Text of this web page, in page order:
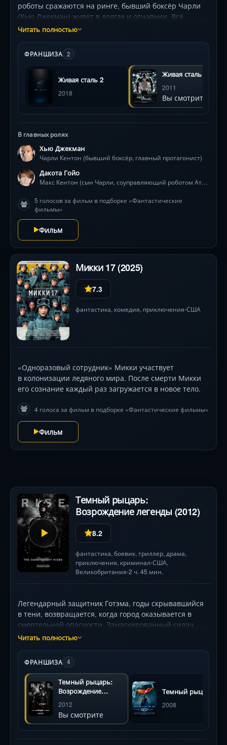
роботы сражаются на ринге, бывший боксёр Чарли
(Хью Джекман) живёт в долгах и отчаянии. Всё
меняется, когда к нему попадает сын Макс (Дакота
потрёпанного робота-спаррингера Атома. Вместе
они ввязываются в опасную авантюру: Атом не умеет
атаковать, но его «функция тени» и невероятная
выносливость становятся козырем. Под руководством
Чарли и с азартом Макса дуэт бросает вызов
чемпионам, включая непобедимого Зевса.
Захватывающие бои, визуальные эффекты (номинант
металл оживает, когда за ним стоят человеческие
мечты! В ролях: Эванджелин Лилли, Кевин Дюранд.
Читать полностью
ФРАНШИЗА 2
Живая сталь 2
2018
Живая сталь
2011
Вы смотрите
В главных ролях
Хью Джекман
Чарли Кентон (бывший боксёр, главный протагонист)
Дакота Гойо
Макс Кентон (сын Чарли, соуправляющий роботом Атомом)
5 голосов за фильм в подборке «Фантастические
фильмы»
Фильм
Микки 17 (2025)
7.3
фантастика, комедия, приключения•США
«Одноразовый сотрудник» Микки участвует
в колонизации ледяного мира. После смерти Микки
его сознание каждый раз загружается в новое тело.
4 голоса за фильм в подборке «Фантастические фильмы»
Фильм
Темный рыцарь:
Возрождение легенды (2012)
8.2
фантастика, боевик, триллер, драма,
приключения, криминал•США,
Великобритания•2 ч. 45 мин.
Легендарный защитник Готэма, годы скрывавшийся
в тени, возвращается, когда город оказывается в
смертельной опасности. Замаскированный силач
Бэйн, чьи действия дышат хладнокровным расчетом,
мегаполис. Израненный физически и морально,
герой (Кристиан Бейл) столкнется с самым сильным
противником, способным сломать не только тело, но
и дух. Ему предстоит преодолеть боль, предательство
и собственные демоны, объединившись с ловкой
воровкой Селиной Кайл (Энн Хэтэуэй) и верными
союзниками. Масштабные баталии,
головокружительные трюки и визуальная мощь
Читать полностью
ФРАНШИЗА 4
Темный рыцарь:
Возрождение
2012
Вы смотрите
Темный рыцарь
2008